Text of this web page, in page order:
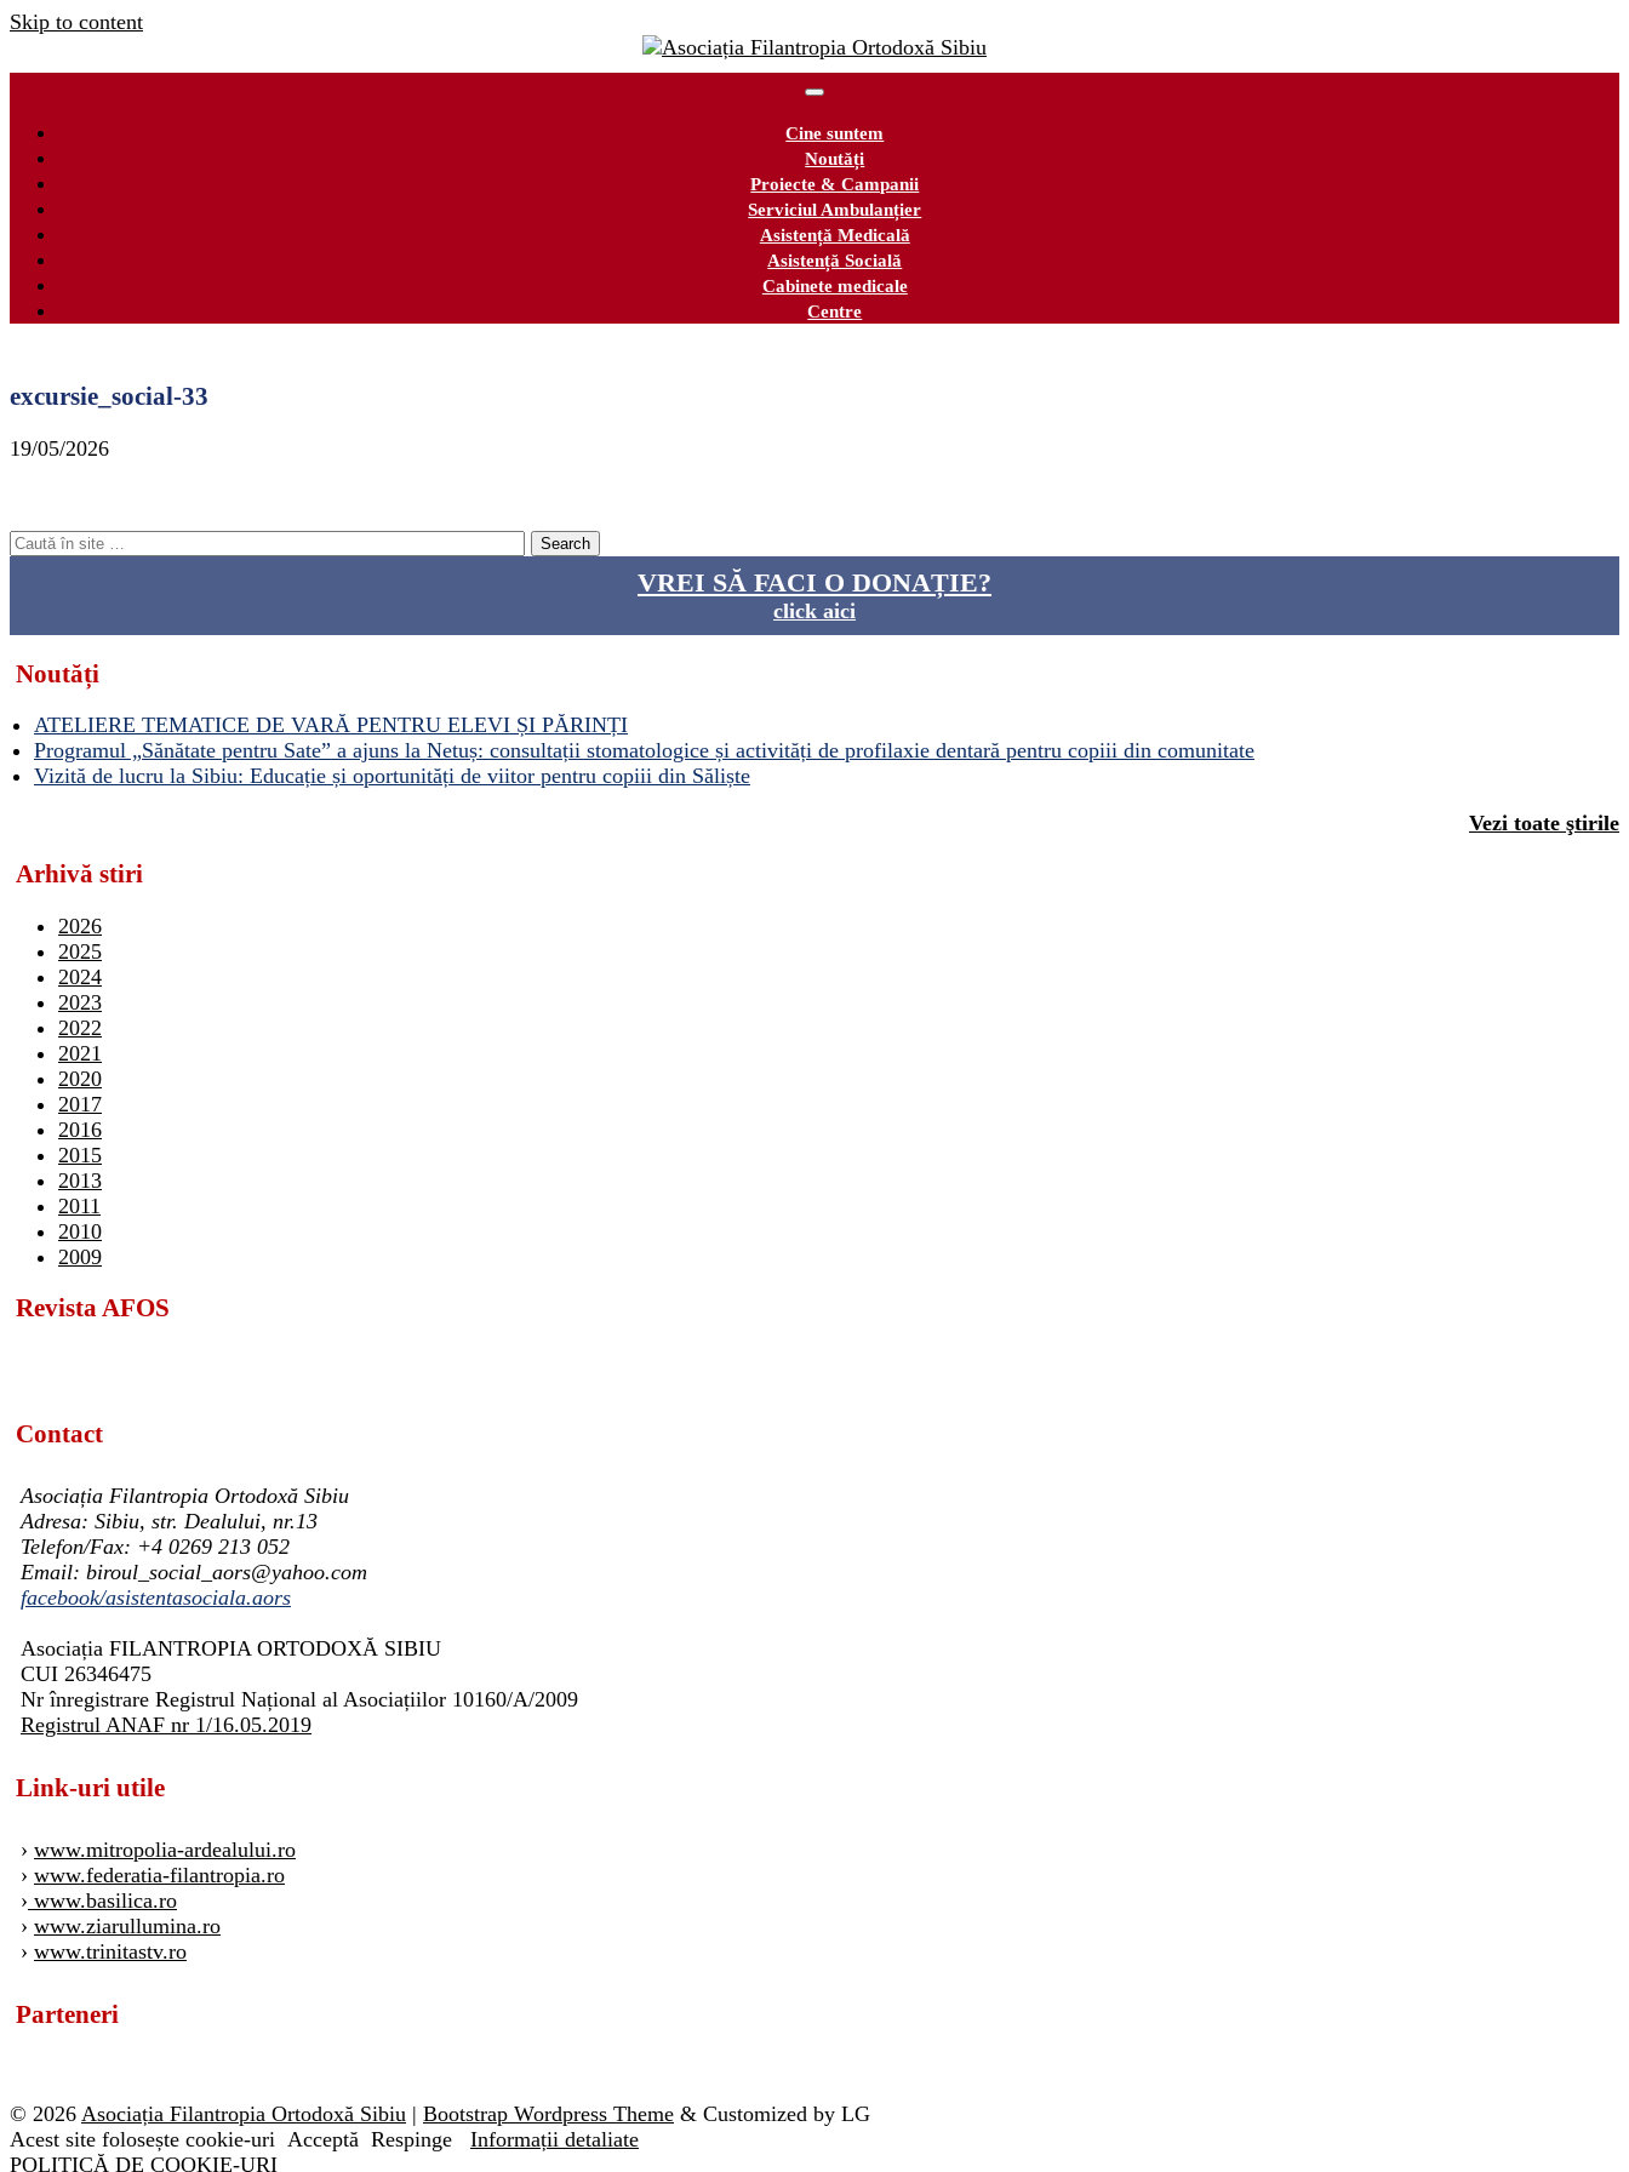
Skip to content
Cine suntem
Noutăți
Proiecte & Campanii
Serviciul Ambulanțier
Asistență Medicală
Asistență Socială
Cabinete medicale
Centre
excursie_social-33
19/05/2026
VREI SĂ FACI O DONAȚIE?
click aici
Noutăți
ATELIERE TEMATICE DE VARĂ PENTRU ELEVI ȘI PĂRINȚI
Programul „Sănătate pentru Sate” a ajuns la Netuș: consultații stomatologice și activități de profilaxie dentară pentru copiii din comunitate
Vizită de lucru la Sibiu: Educație și oportunități de viitor pentru copiii din Săliște
Vezi toate ştirile
Arhivă stiri
2026
2025
2024
2023
2022
2021
2020
2017
2016
2015
2013
2011
2010
2009
Revista AFOS
Contact
Asociația Filantropia Ortodoxă Sibiu
Adresa: Sibiu, str. Dealului, nr.13
Telefon/Fax: +4 0269 213 052
Email: biroul_social_aors@yahoo.com
facebook/asistentasociala.aors
Asociația FILANTROPIA ORTODOXĂ SIBIU
CUI 26346475
Nr înregistrare Registrul Național al Asociațiilor 10160/A/2009
Registrul ANAF nr 1/16.05.2019
Link-uri utile
› www.mitropolia-ardealului.ro
› www.federatia-filantropia.ro
› www.basilica.ro
› www.ziarullumina.ro
› www.trinitastv.ro
Parteneri
© 2026 Asociația Filantropia Ortodoxă Sibiu | Bootstrap Wordpress Theme & Customized by LG
Acest site folosește cookie-uri Acceptă Respinge
Informații detaliate
POLITICĂ DE COOKIE-URI